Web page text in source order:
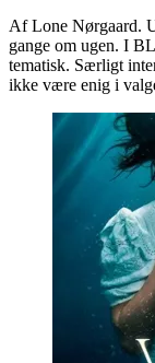
Af Lone Nørgaard.
gange om ugen. I
tematisk. Særligt
ikke være enig i